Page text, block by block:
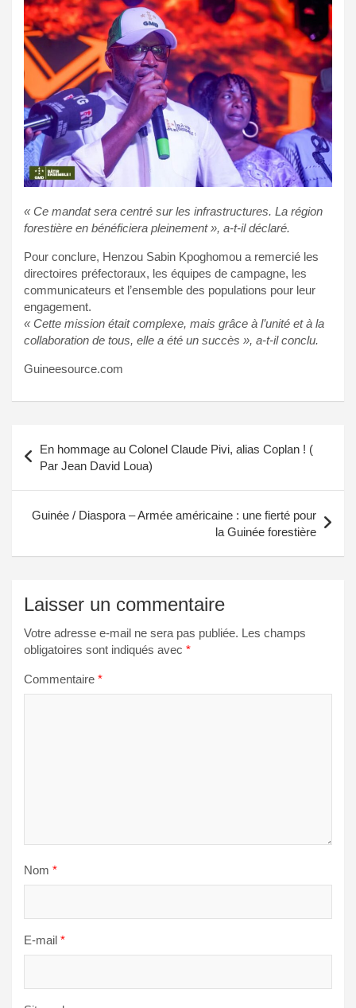
« Ce mandat sera centré sur les infrastructures. La région
forestière en bénéficiera pleinement », a-t-il déclaré.
Pour conclure, Henzou Sabin Kpoghomou a remercié les
directoires préfectoraux, les équipes de campagne, les
communicateurs et l’ensemble des populations pour leur
engagement.
« Cette mission était complexe, mais grâce à l’unité et à la
collaboration de tous, elle a été un succès », a-t-il conclu.
Guineesource.com
de
l’article
En hommage au Colonel Claude Pivi, alias Coplan ! (
Par Jean David Loua)
Guinée / Diaspora – Armée américaine : une fierté pour
la Guinée forestière
Laisser un commentaire
Votre adresse e-mail ne sera pas publiée. Les champs
obligatoires sont indiqués avec *
Commentaire *
Nom *
E-mail *